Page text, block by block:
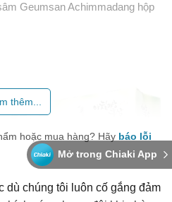
Mở trong Chiaki App
Geumsan Achimmadang hộp
thêm...
hoặc mua hàng? Hãy báo lỗi
dù chúng tôi luôn cố gắng đảm